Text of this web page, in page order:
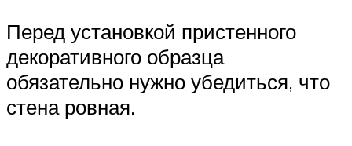
Перед установкой пристенного
декоративного образца
обязательно нужно убедиться, что
стена ровная.